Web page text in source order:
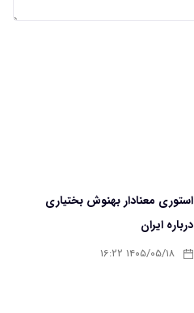
استوری معنادار بهنوش بختیاری
درباره ایران
۱۴۰۵/۰۵/۱۸ ۱۶:۲۲